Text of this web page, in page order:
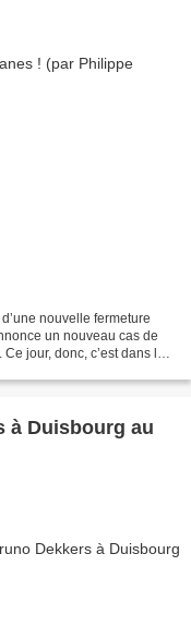
nouvelle fermeture
un nouveau cas de
jour, donc, c’est dans le
à Duisbourg au